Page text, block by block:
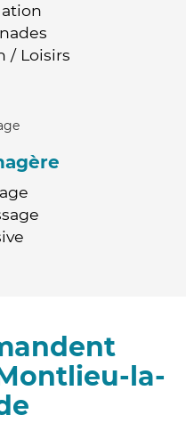
/ Loisirs
la-